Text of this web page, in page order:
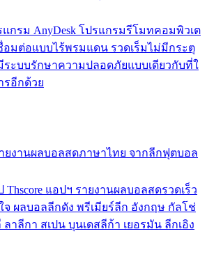
กรม AnyDesk โปรแกรมรีโมทคอมพิวเต
อมต่อแบบไร้พรมแดน รวดเร็มไม่มีกระตุ
ะบบรักษาความปลอดภัยแบบเดียวกับที่ใ
รอีกด้วย
ายงานผลบอลสดภาษาไทย จากลีกฟุตบอล
แอปฯ รายงานผลบอลสดรวดเร็ว
ผลบอลลีกดัง พรีเมียร์ลีก อังกฤษ กัลโช่
ลาลีกา สเปน บุนเดสลีก้า เยอรมัน ลีกเอิง